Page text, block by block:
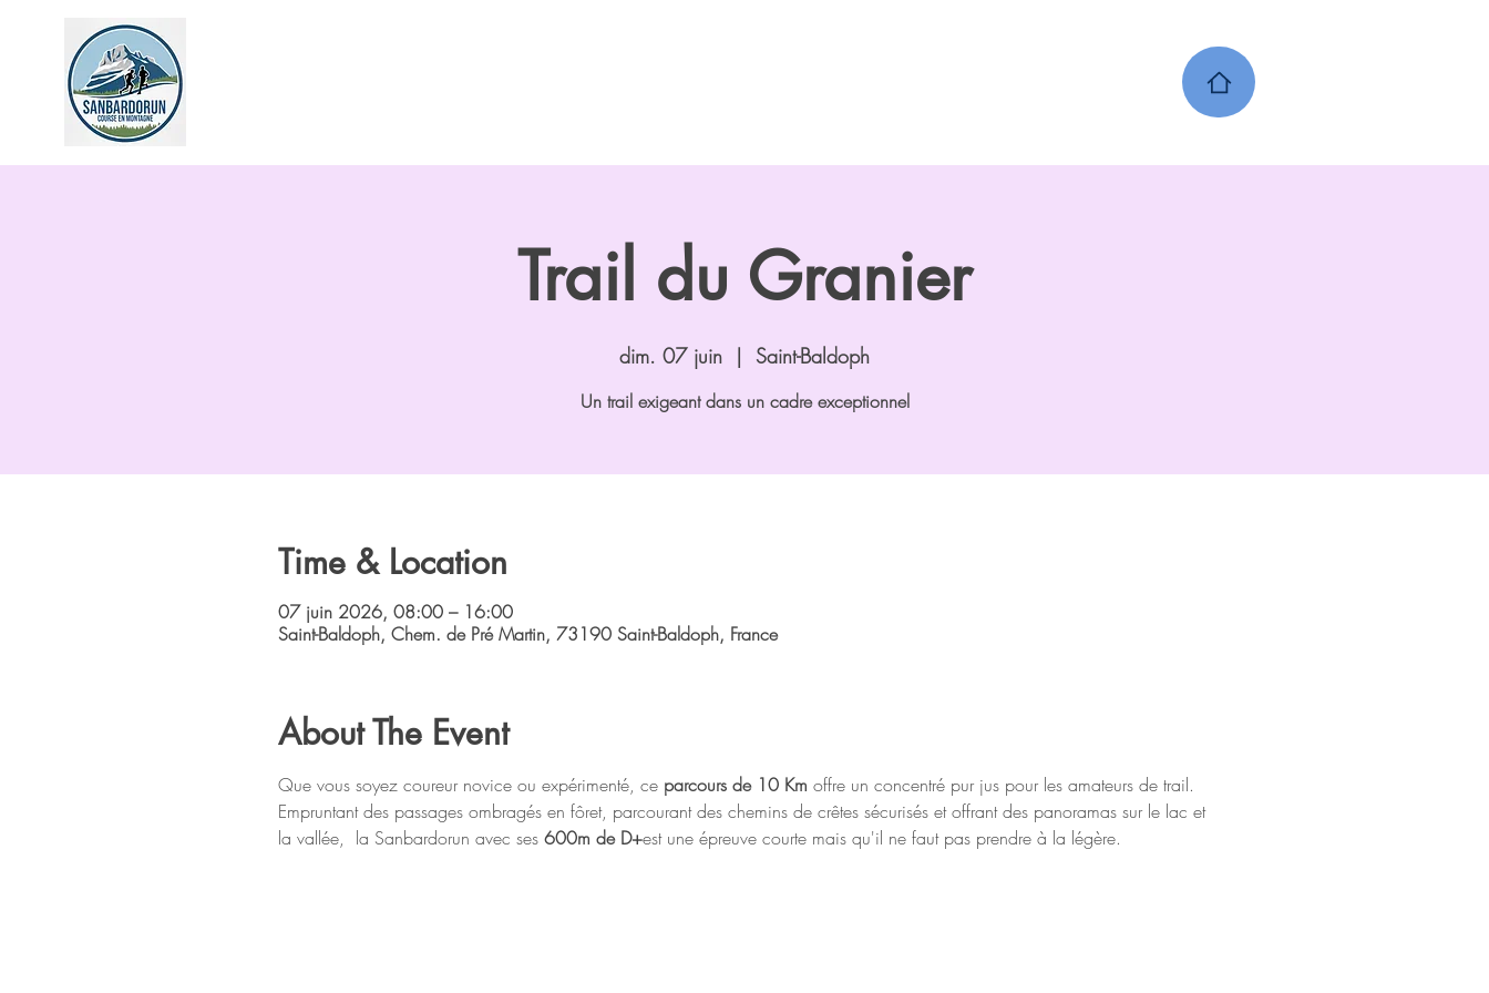
Trail du Granier
dim. 07 juin
  |
Saint-Baldoph
Un trail exigeant dans un cadre exceptionnel
Time & Location
07 juin 2026, 08:00 – 16:00
Saint-Baldoph, Chem. de Pré Martin, 73190 Saint-Baldoph, France
About The Event
Que vous soyez coureur novice ou expérimenté, ce parcours de 10 Km offre un concentré pur jus pour les amateurs de trail.
Empruntant des passages ombragés en fôret, parcourant des chemins de crêtes sécurisés et offrant des panoramas sur le lac et
la vallée,  la Sanbardorun avec ses 600m de D+est une épreuve courte mais qu'il ne faut pas prendre à la légère.